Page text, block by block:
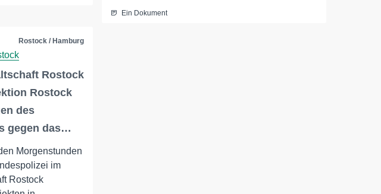
Ein Dokument
Rostock / Hamburg
Rostock
Rostock
des
gegen das…
Morgenstunden
im
Rostock